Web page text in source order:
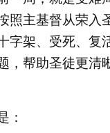
照主基督从荣入
字架、受死、复
，帮助圣徒更清
：